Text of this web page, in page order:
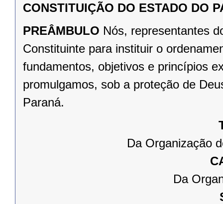
CONSTITUIÇÃO DO ESTADO DO
PREÂMBULO Nós, representantes
Constituinte para instituir o
fundamentos, objetivos e princípios
promulgamos, sob a proteção de
Paraná.
Da Organização
Da